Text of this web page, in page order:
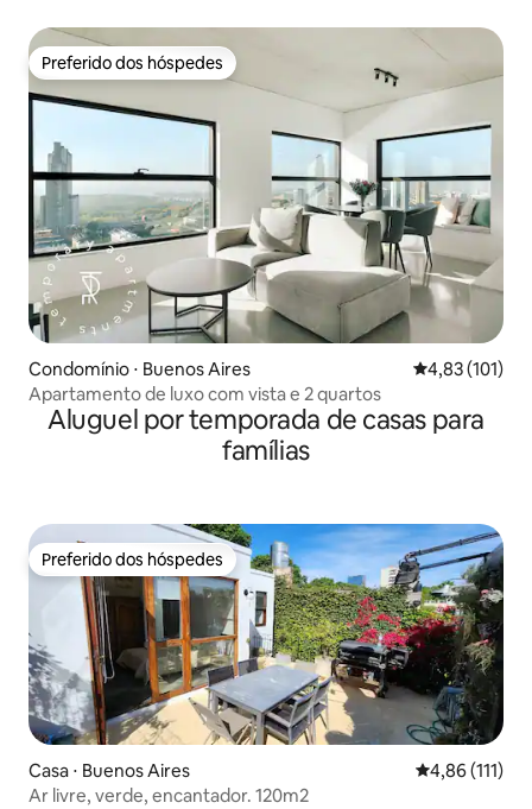
Preferido dos hóspedes
Preferido dos hóspedes
Condomínio ⋅ Buenos Aires 4,83 de uma
4,83 (101)
Apartamento de luxo com vista e 2 quartos
Aluguel por temporada de casas para
famílias
Preferido dos hóspedes
Preferido dos hóspedes
Casa ⋅ Buenos Aires 4,86 de uma
4,86 (111)
Ar livre, verde, encantador. 120m2